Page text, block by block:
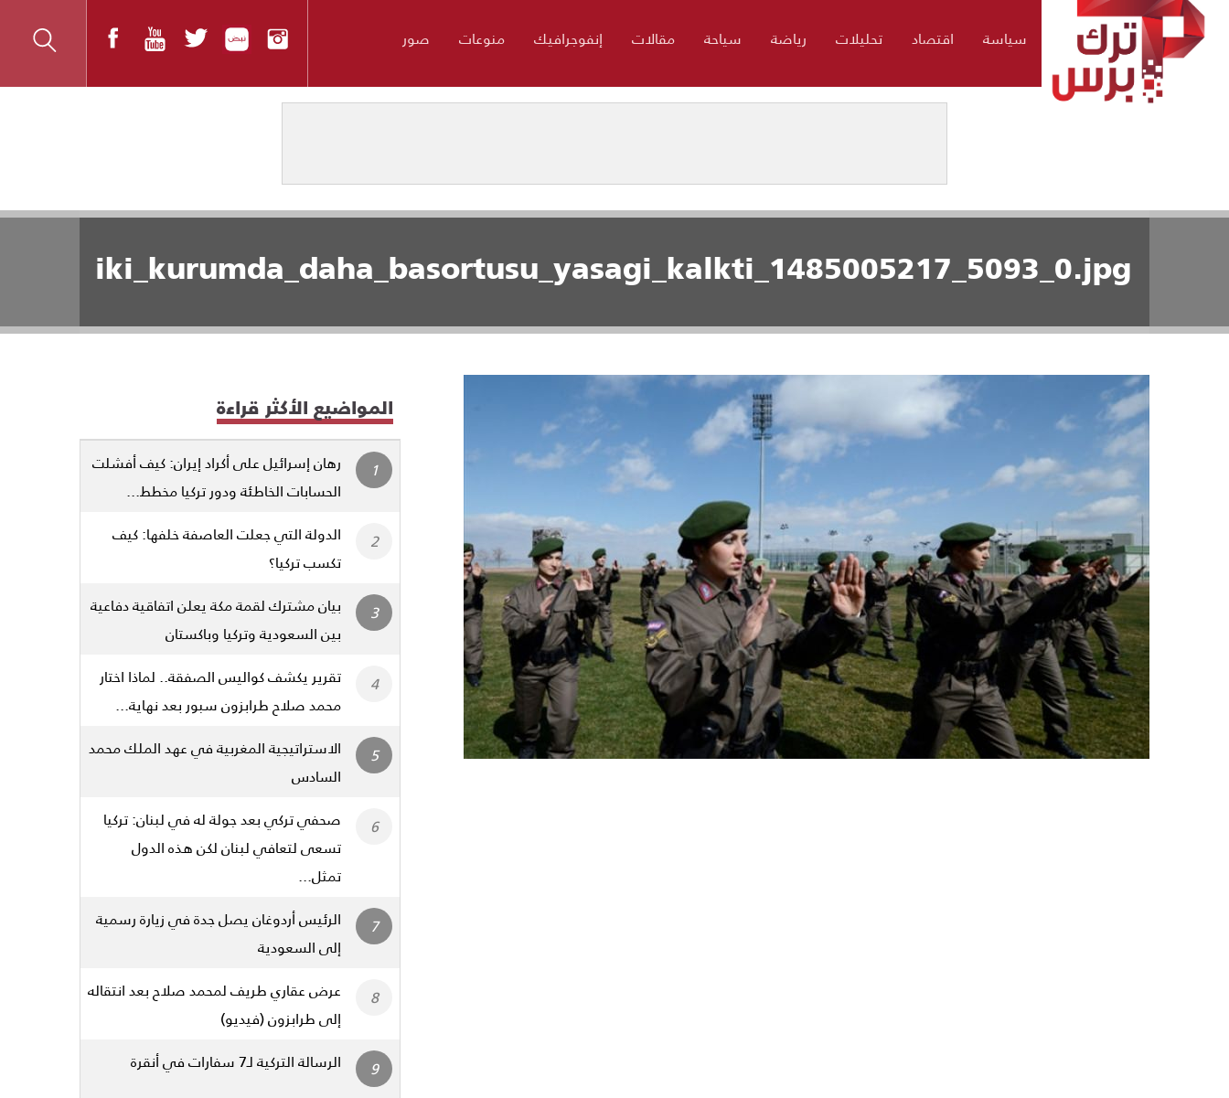
سياسة اقتصاد تحليلات رياضة سياحة مقالات إنفوجرافيك منوعات صور
iki_kurumda_daha_basortusu_yasagi_kalkti_1485005217_5093_0.jpg
المواضيع الأكثر قراءة
رهان إسرائيل على أكراد إيران: كيف أفشلت
الحسابات الخاطئة ودور تركيا مخطط...
الدولة التي جعلت العاصفة خلفها: كيف
تكسب تركيا؟
بيان مشترك لقمة مكة يعلن اتفاقية دفاعية
بين السعودية وتركيا وباكستان
تقرير يكشف كواليس الصفقة.. لماذا اختار
محمد صلاح طرابزون سبور بعد نهاية...
الاستراتيجية المغربية في عهد الملك محمد
السادس
صحفي تركي بعد جولة له في لبنان: تركيا
تسعى لتعافي لبنان لكن هذه الدول
تمثل...
الرئيس أردوغان يصل جدة في زيارة رسمية
إلى السعودية
عرض عقاري طريف لمحمد صلاح بعد انتقاله
إلى طرابزون (فيديو)
الرسالة التركية لـ7 سفارات في أنقرة